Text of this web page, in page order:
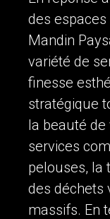
des
Mandin
variété de
finesse
stratégique
la beauté de
services
pelouses, la
des déchets
massifs. En